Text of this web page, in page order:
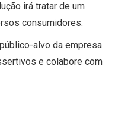
irá tratar de um
consumidores.
alvo da empresa
e colabore com